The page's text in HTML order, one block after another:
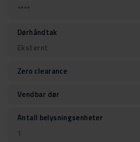
****
Dørhåndtak
Eksternt
Zero clearance
Vendbar dør
Antall belysningsenheter
1